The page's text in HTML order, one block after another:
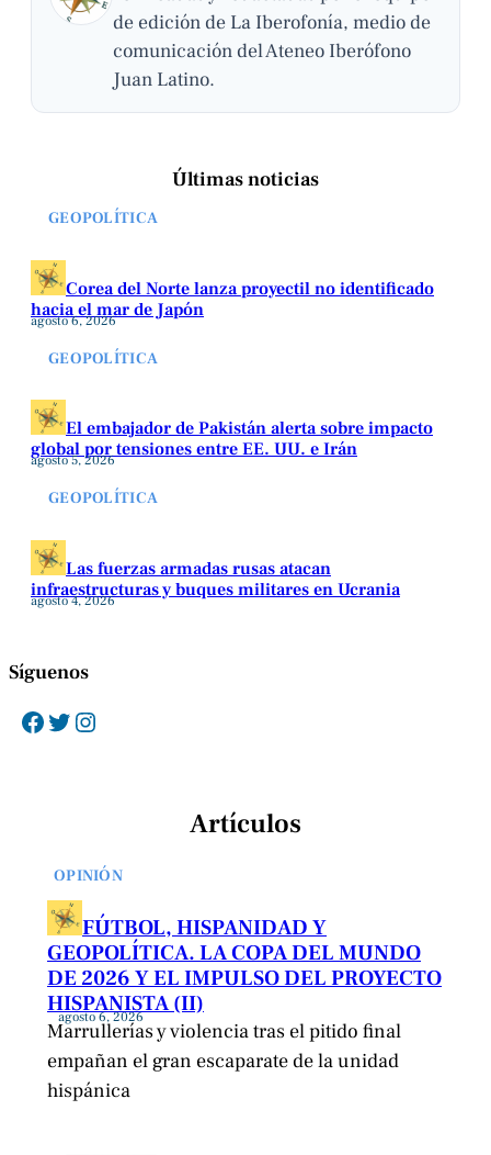
de edición de La Iberofonía, medio de
comunicación del Ateneo Iberófono
Juan Latino.
Últimas noticias
GEOPOLÍTICA
Corea del Norte lanza proyectil no identificado
hacia el mar de Japón
agosto 6, 2026
GEOPOLÍTICA
El embajador de Pakistán alerta sobre impacto
global por tensiones entre EE. UU. e Irán
agosto 5, 2026
GEOPOLÍTICA
Las fuerzas armadas rusas atacan
infraestructuras y buques militares en Ucrania
agosto 4, 2026
Síguenos
Facebook Twitter Instagram
Artículos
OPINIÓN
FÚTBOL, HISPANIDAD Y
GEOPOLÍTICA. LA COPA DEL MUNDO
DE 2026 Y EL IMPULSO DEL PROYECTO
HISPANISTA (II)
agosto 6, 2026
Marrullerías y violencia tras el pitido final
empañan el gran escaparate de la unidad
hispánica